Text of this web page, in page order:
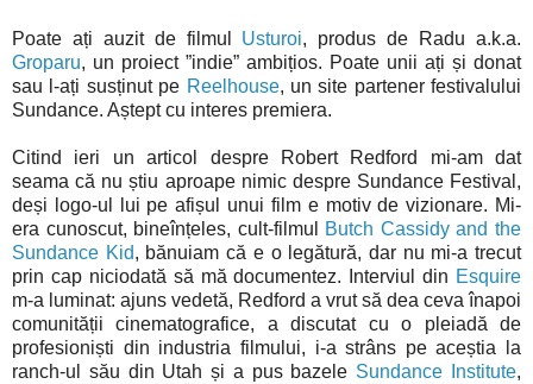
Poate ați auzit de filmul Usturoi, produs de Radu a.k.a.
Groparu, un proiect ”indie” ambițios. Poate unii ați și donat
sau l-ați susținut pe Reelhouse, un site partener festivalului
Sundance. Aștept cu interes premiera.
Citind ieri un articol despre Robert Redford mi-am dat
seama că nu știu aproape nimic despre Sundance Festival,
deși logo-ul lui pe afișul unui film e motiv de vizionare. Mi-
era cunoscut, bineînțeles, cult-filmul
Butch Cassidy and the
Sundance Kid, bănuiam că e o legătură, dar nu mi-a trecut
prin cap niciodată să mă documentez. Interviul din Esquire
m-a luminat: ajuns vedetă, Redford a vrut să dea ceva înapoi
comunității cinematografice, a discutat cu o pleiadă de
profesioniști din industria filmului, i-a strâns pe aceștia la
ranch-ul său din Utah și a pus bazele Sundance Institute,